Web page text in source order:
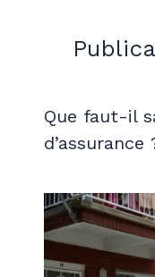
Que faut-il
d’assurance